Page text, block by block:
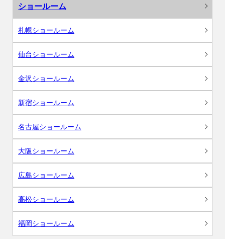
ショールーム
札幌ショールーム
仙台ショールーム
金沢ショールーム
新宿ショールーム
名古屋ショールーム
大阪ショールーム
広島ショールーム
高松ショールーム
福岡ショールーム